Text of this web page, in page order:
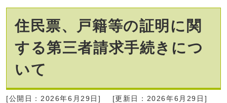
住民票、戸籍等の証明に関
する第三者請求手続きにつ
いて
[公開日：2026年6月29日]
[更新日：2026年6月29日]